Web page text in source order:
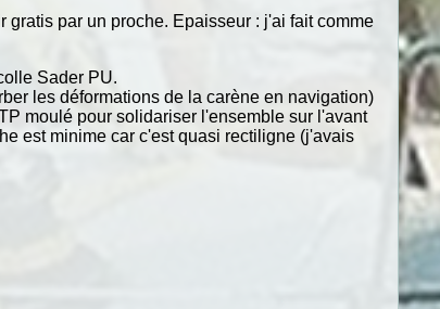
par un proche. Epaisseur : j'ai fait comme
Sader PU.
les déformations de la carène en navigation)
moulé pour solidariser l'ensemble sur l'avant
est minime car c'est quasi rectiligne (j'avais